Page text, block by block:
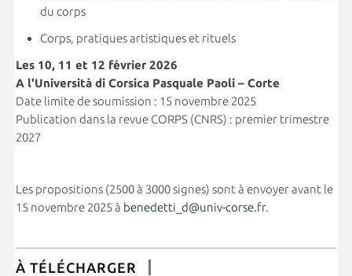
du corps
Corps, pratiques artistiques et rituels
Les 10, 11 et 12 février 2026
A l'Università di Corsica Pasquale Paoli – Corte
Date limite de soumission : 15 novembre 2025
Publication dans la revue CORPS (CNRS) : premier trimestre
2027
Les propositions (2500 à 3000 signes) sont à envoyer avant le
15 novembre 2025 à benedetti_d@univ-corse.fr.
À TÉLÉCHARGER